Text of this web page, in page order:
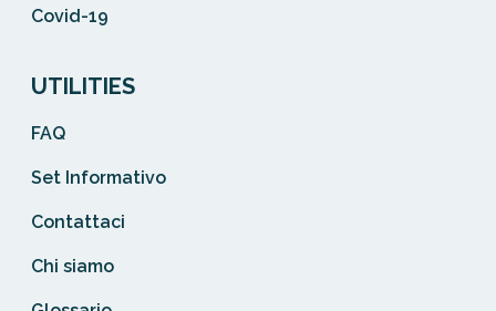
Covid-19
UTILITIES
FAQ
Set Informativo
Contattaci
Chi siamo